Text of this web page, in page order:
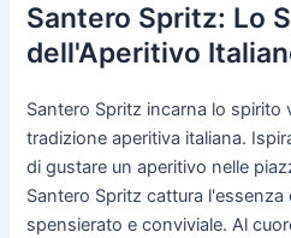
Santero Spritz: Lo
dell'Aperitivo
Santero Spritz incarna lo spirito
tradizione aperitiva italiana.
di gustare un aperitivo nelle
Santero Spritz cattura l'essenza
spensierato e conviviale. Al